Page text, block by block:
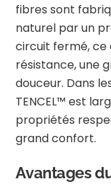
fibres sont
naturel par un
circuit fermé, ce
résistance, une
douceur. Dans
TENCEL™ est
propriétés
grand confort.
Avantages